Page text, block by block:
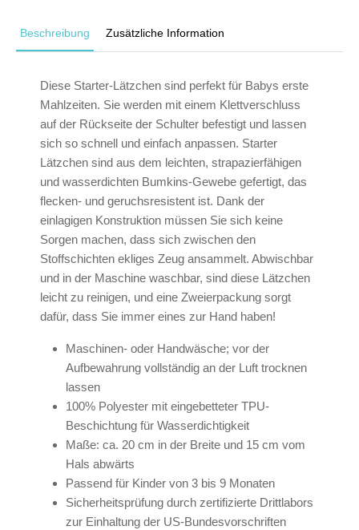
Beschreibung Zusätzliche Information
Diese Starter-Lätzchen sind perfekt für Babys erste
Mahlzeiten. Sie werden mit einem Klettverschluss
auf der Rückseite der Schulter befestigt und lassen
sich so schnell und einfach anpassen. Starter
Lätzchen sind aus dem leichten, strapazierfähigen
und wasserdichten Bumkins-Gewebe gefertigt, das
flecken- und geruchsresistent ist. Dank der
einlagigen Konstruktion müssen Sie sich keine
Sorgen machen, dass sich zwischen den
Stoffschichten ekliges Zeug ansammelt. Abwischbar
und in der Maschine waschbar, sind diese Lätzchen
leicht zu reinigen, und eine Zweierpackung sorgt
dafür, dass Sie immer eines zur Hand haben!
Maschinen- oder Handwäsche; vor der
Aufbewahrung vollständig an der Luft trocknen
lassen
100% Polyester mit eingebetteter TPU-
Beschichtung für Wasserdichtigkeit
Maße: ca. 20 cm in der Breite und 15 cm vom
Hals abwärts
Passend für Kinder von 3 bis 9 Monaten
Sicherheitsprüfung durch zertifizierte Drittlabors
zur Einhaltung der US-Bundesvorschriften